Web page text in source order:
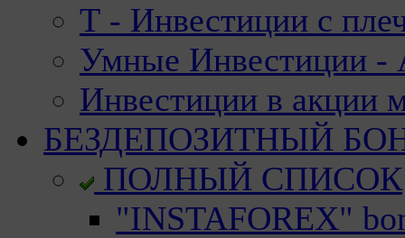
Т - Инвестиции с
Умные Инвестиции -
Инвестиции в акции
БЕЗДЕПОЗИТНЫЙ
ПОЛНЫЙ СПИСОК
"INSTAFOREX"